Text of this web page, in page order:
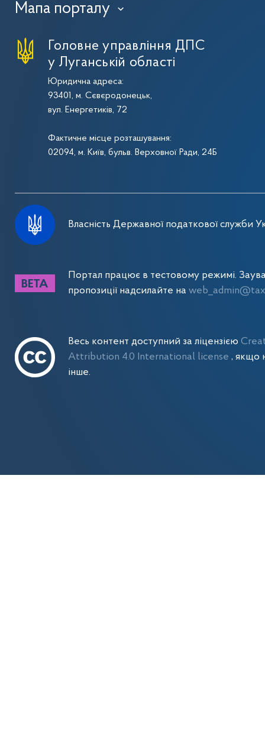
Мапа порталу ›
Головне управління ДПС
у Луганській області
Юридична адреса:
93401, м. Сєвєродонецьк,
вул. Енергетиків, 72
Фактичне місце розташування:
02094, м. Київ, бульв. Верховної Ради, 24Б
Власність Державної податкової служби
Портал працює в тестовому режимі.
пропозиції надсилайте на
Весь контент доступний за ліцензією
Attribution 4.0 International license , якщо
інше.